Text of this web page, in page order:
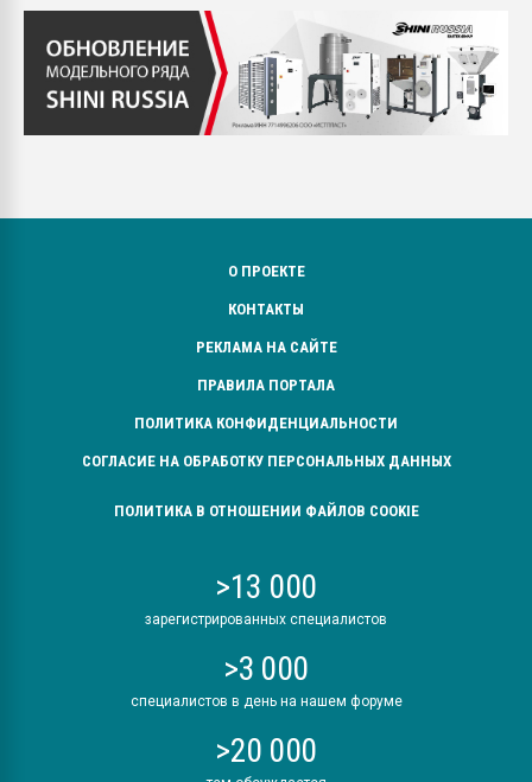
О ПРОЕКТЕ
КОНТАКТЫ
РЕКЛАМА НА САЙТЕ
ПРАВИЛА ПОРТАЛА
ПОЛИТИКА КОНФИДЕНЦИАЛЬНОСТИ
СОГЛАСИЕ НА ОБРАБОТКУ ПЕРСОНАЛЬНЫХ ДАННЫХ
ПОЛИТИКА В ОТНОШЕНИИ ФАЙЛОВ COOKIE
>13 000
зарегистрированных специалистов
>3 000
специалистов в день на нашем форуме
>20 000